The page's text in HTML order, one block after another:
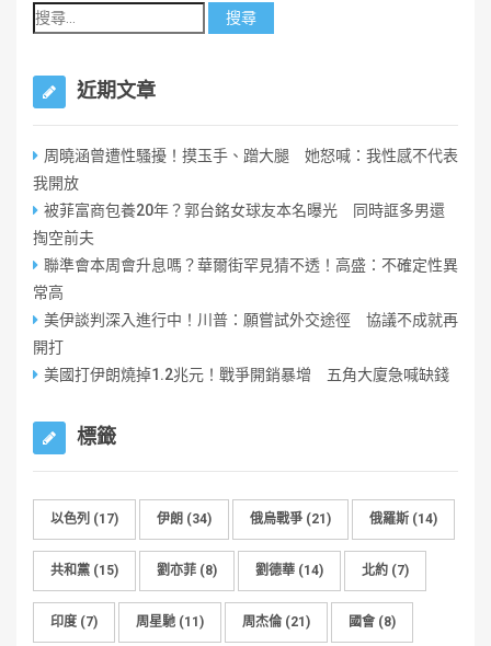
近期文章
周曉涵曾遭性騷擾！摸玉手、蹭大腿 她怒喊：我性感不代表
我開放
被菲富商包養20年？郭台銘女球友本名曝光 同時誆多男還
掏空前夫
聯準會本周會升息嗎？華爾街罕見猜不透！高盛：不確定性異
常高
美伊談判深入進行中！川普：願嘗試外交途徑 協議不成就再
開打
美國打伊朗燒掉1.2兆元！戰爭開銷暴增 五角大廈急喊缺錢
標籤
以色列 (17) 伊朗 (34) 俄烏戰爭 (21) 俄羅斯 (14)
共和黨 (15) 劉亦菲 (8) 劉德華 (14) 北約 (7)
印度 (7) 周星馳 (11) 周杰倫 (21) 國會 (8)